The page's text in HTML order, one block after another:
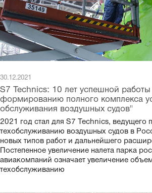
30.12.2021
S7 Technics: 10 лет успешной
формированию полного комплекса
обслуживания воздушных судов"
2021 год стал для S7 Technics, ведущего
техобслуживанию воздушных судов в
новых типов работ и дальнейшего
Постепенное увеличение налета парка
авиакомпаний означает увеличение
техобслуживанию